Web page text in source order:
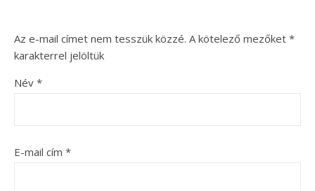
Az e-mail címet nem tesszük közzé. A kötelező mezőket *
karakterrel jelöltük
Név *
E-mail cím *